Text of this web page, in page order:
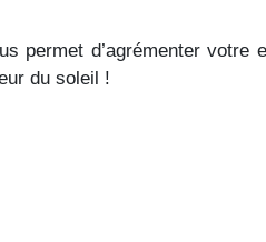
permet d’agrémenter votre
du soleil !